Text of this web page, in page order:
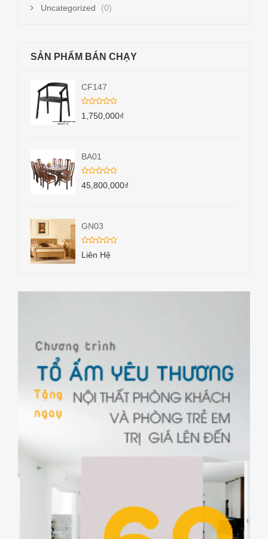
Uncategorized
(0)
SẢN PHẨM BÁN CHẠY
CF147
1,750,000₫
BA01
45,800,000₫
GN03
Liên Hệ